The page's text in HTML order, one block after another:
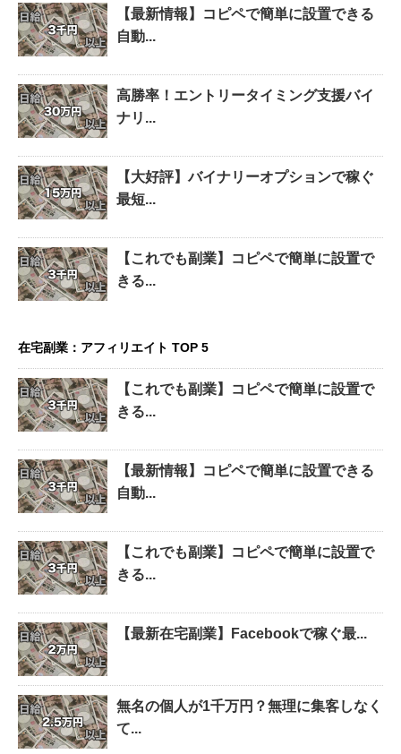
【最新情報】コピペで簡単に設置できる
自動...
高勝率！エントリータイミング支援バイ
ナリ...
【大好評】バイナリーオプションで稼ぐ
最短...
【これでも副業】コピペで簡単に設置で
きる...
在宅副業：アフィリエイト TOP 5
【これでも副業】コピペで簡単に設置で
きる...
【最新情報】コピペで簡単に設置できる
自動...
【これでも副業】コピペで簡単に設置で
きる...
【最新在宅副業】Facebookで稼ぐ最...
無名の個人が1千万円？無理に集客しなく
て...